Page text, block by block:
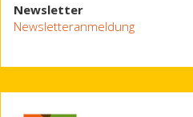
Newsletter
Newsletteranmeldung